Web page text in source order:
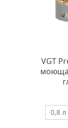
VGT
0,8 л